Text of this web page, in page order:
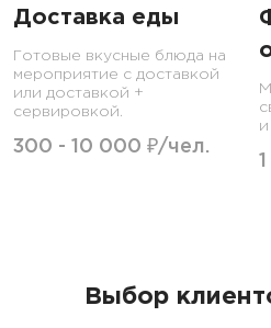
Доставка еды
Готовые вкусные блюда на
мероприятие с доставкой
или доставкой +
сервировкой.
300 - 10 000 ₽/чел.
Выбор